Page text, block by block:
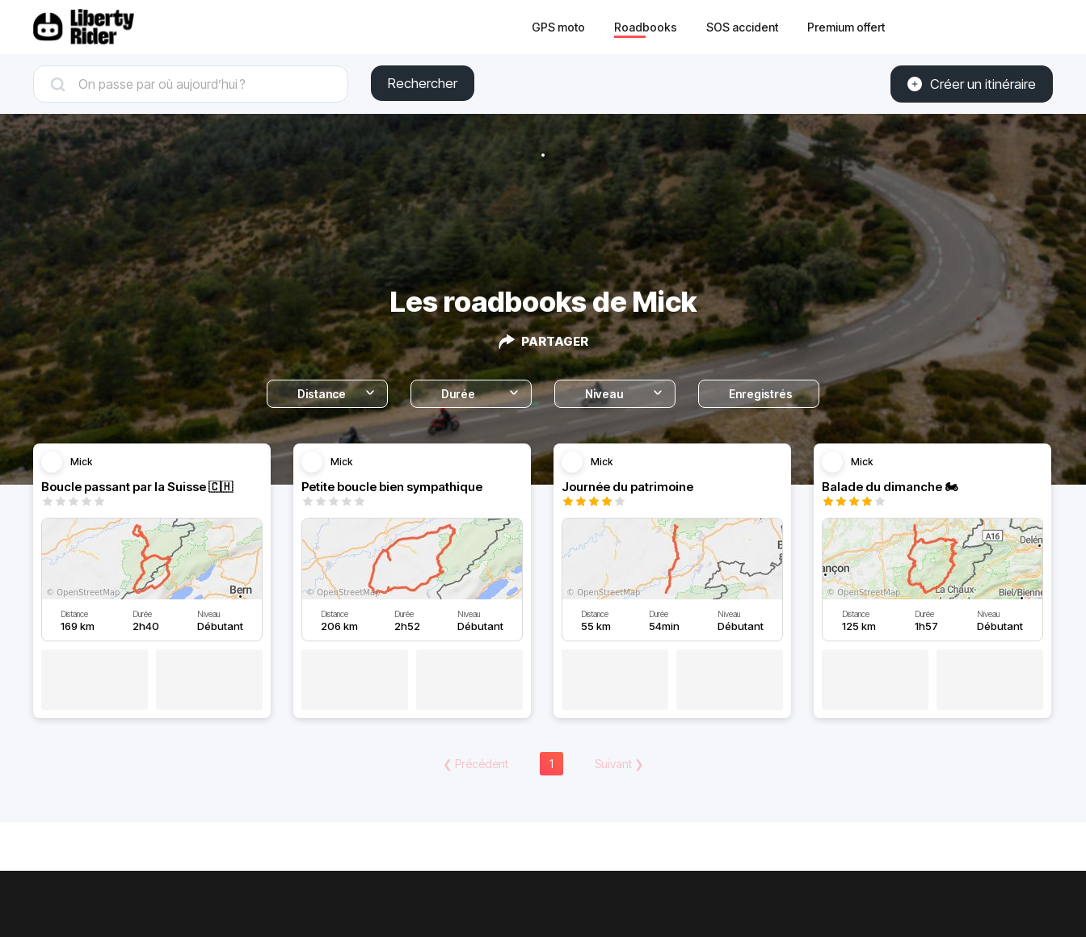
GPS moto Roadbooks SOS accident Premium offert
Rechercher Créer un itinéraire
Les roadbooks de Mick
PARTAGER
Distance Durée Niveau Enregistrés
Mick
Boucle passant par la Suisse 🇨🇭
Distance
169 km
Durée
2h40
Niveau
Débutant
Mick
Petite boucle bien sympathique
Distance
206 km
Durée
2h52
Niveau
Débutant
Mick
Journée du patrimoine
Distance
55 km
Durée
54min
Niveau
Débutant
Mick
Balade du dimanche 🏍
Distance
125 km
Durée
1h57
Niveau
Débutant
❮ Précédent 1 Suivant❯